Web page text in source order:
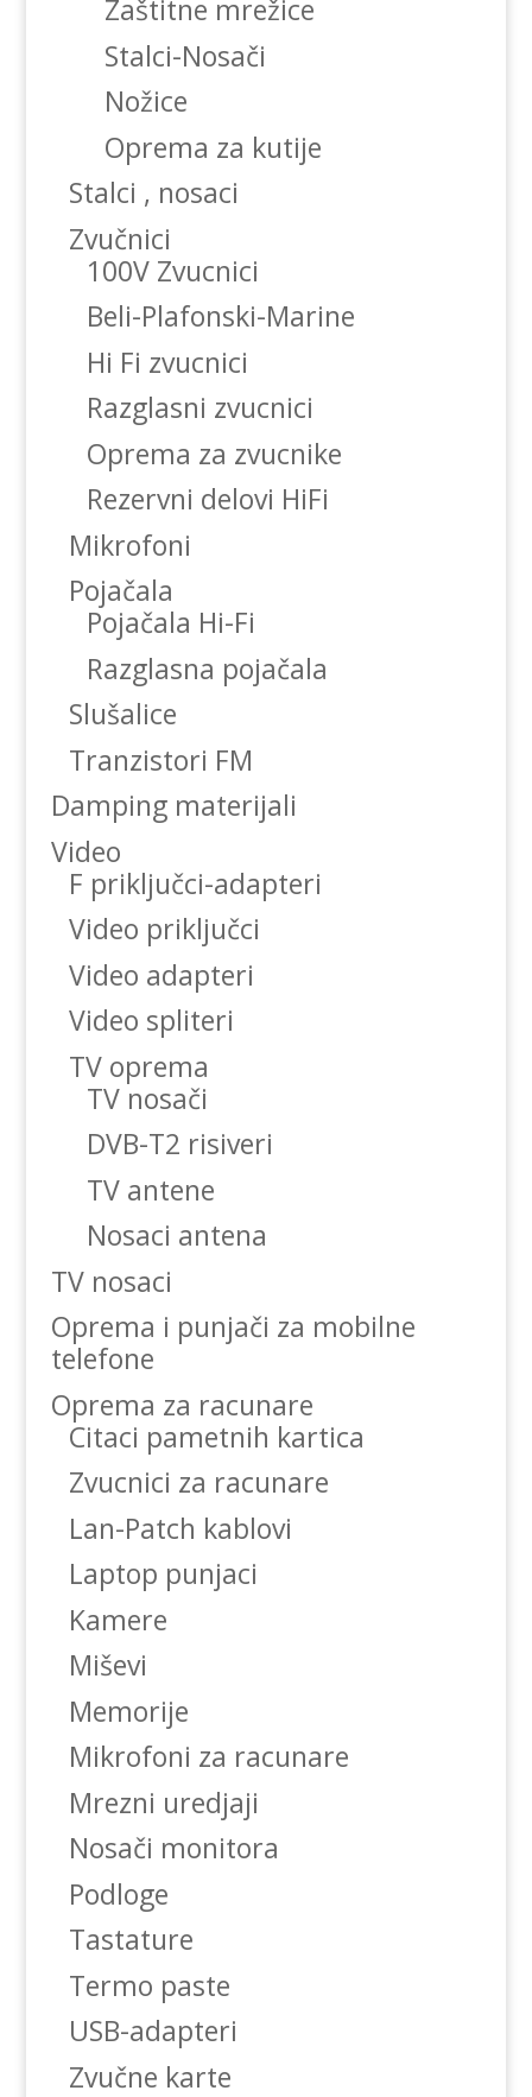
Zaštitne mrežice
Stalci-Nosači
Nožice
Oprema za kutije
Stalci , nosaci
Zvučnici
100V Zvucnici
Beli-Plafonski-Marine
Hi Fi zvucnici
Razglasni zvucnici
Oprema za zvucnike
Rezervni delovi HiFi
Mikrofoni
Pojačala
Pojačala Hi-Fi
Razglasna pojačala
Slušalice
Tranzistori FM
Damping materijali
Video
F priključci-adapteri
Video priključci
Video adapteri
Video spliteri
TV oprema
TV nosači
DVB-T2 risiveri
TV antene
Nosaci antena
TV nosaci
Oprema i punjači za mobilne
telefone
Oprema za racunare
Citaci pametnih kartica
Zvucnici za racunare
Lan-Patch kablovi
Laptop punjaci
Kamere
Miševi
Memorije
Mikrofoni za racunare
Mrezni uredjaji
Nosači monitora
Podloge
Tastature
Termo paste
USB-adapteri
Zvučne karte